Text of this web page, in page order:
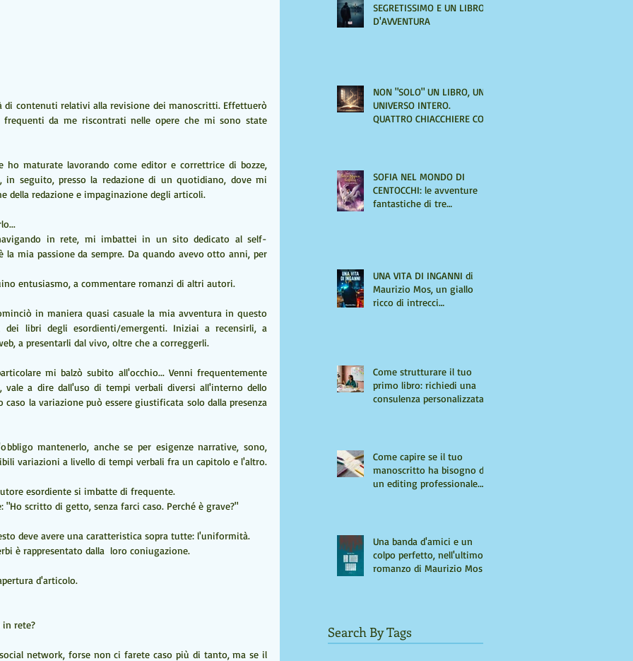
contenuti relativi alla revisione dei manoscritti. Effettuerò
da me riscontrati nelle opere che mi sono state
ho maturate lavorando come editor e correttrice di bozze,
in seguito, presso la redazione di un quotidiano, dove mi
della redazione e impaginazione degli articoli.
in rete, mi imbattei in un sito dedicato al self-
mia passione da sempre. Da quando avevo otto anni, per
entusiasmo, a commentare romanzi di altri autori.
in maniera quasi casuale la mia avventura in questo
dei libri degli esordienti/emergenti. Iniziai a recensirli, a
a presentarli dal vivo, oltre che a correggerli.
mi balzò subito all'occhio... Venni frequentemente
vale a dire dall'uso di tempi verbali diversi all'interno dello
la variazione può essere giustificata solo dalla presenza
mantenerlo, anche se per esigenze narrative, sono,
variazioni a livello di tempi verbali fra un capitolo e l'altro.
esordiente si imbatte di frequente.
scritto di getto, senza farci caso. Perché è grave?"
deve avere una caratteristica sopra tutte: l'uniformità.
è rappresentato dalla  loro coniugazione.
d'articolo.
rete?
network, forse non ci farete caso più di tanto, ma se il
SEGRETISSIMO E UN LIBRO
D'AVVENTURA
NON "SOLO" UN LIBRO, UN
UNIVERSO INTERO.
QUATTRO CHIACCHIERE CON
SOFIA NEL MONDO DI
CENTOCCHI: le avventure
fantastiche di tre
UNA VITA DI INGANNI di
Maurizio Mos, un giallo
ricco di intrecci
Come strutturare il tuo
primo libro: richiedi una
consulenza personalizzata
Come capire se il tuo
manoscritto ha bisogno di
un editing professionale.
Una banda d'amici e un
colpo perfetto, nell'ultimo
romanzo di Maurizio Mos
Search By Tags